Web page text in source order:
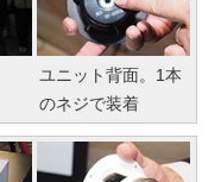
ユニット背面。1本
のネジで装着